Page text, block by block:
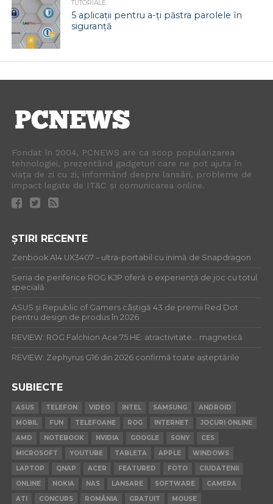
TUTORIALE
5 aplicații pentru a-ți păstra parolele în
siguranță
Fondat în 2004, PCNEWS are ca scop popularizarea
tehnologiei, prezentând gadgeturi care ne pot ajuta în
viața de zi cu zi, informând despre lansări, probleme de
impact legate de IT&C și comunicarea online.
ȘTIRI RECENTE
Zenbook A14 UX3407 – ultra-portabil cu inimă de Snapdragon
Seria de periferice ROG KJP oferă o experiență de joc cu totul
specială
ASUS și Republic of Gamers câștigă 43 de premii Red Dot
pentru design de produs în 2026
REVIEW: ROG Falchion Ace 75 HE: atractivitate… magnetică
REVIEW: Zephyrus G16 din 2026 confirmă toate așteptările
SUBIECTE
ASUS TELEFON VIDEO INTEL SAMSUNG
ANDROID
MOBIL
FUN TELEFOANE ROG INTERNET
JOCURI ONLINE
AMD
NOTEBOOK NVIDIA GOOGLE SONY
CES
MICROSOFT
YOUTUBE TABLETA APPLE
WINDOWS
LAPTOP
QNAP ACER FEATURED FOTO
CIUDATENII
ONLINE
NOKIA NAS LANSARE SOFTWARE
CAMERA
ATI
CONCURS ROMÂNIA GRATUIT MOUSE